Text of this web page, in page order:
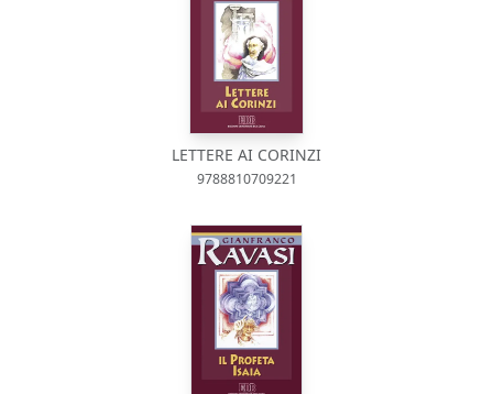
LETTERE AI CORINZI
9788810709221